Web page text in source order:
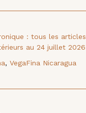
: tous les articles
au 24 juillet 2026
, VegaFina Nicaragua